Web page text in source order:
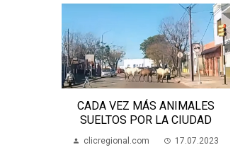
CADA VEZ MÁS ANIMALES
SUELTOS POR LA CIUDAD
clicregional.com 17.07.2023